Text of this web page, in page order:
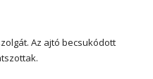
Az ajtó becsukódott